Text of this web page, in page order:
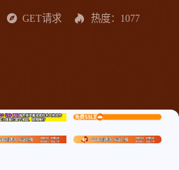
GET请求 热度：1077